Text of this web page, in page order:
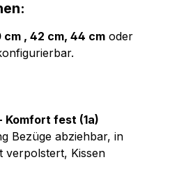
cm , 42 cm, 44 cm oder
Komfort fest (1a)
Bezüge abziehbar, in
verpolstert, Kissen